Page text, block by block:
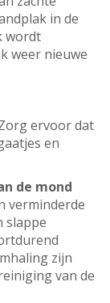
in de
wordt
weer nieuwe
ervoor dat
en
de mond
verminderde
slappe
zijn
van de